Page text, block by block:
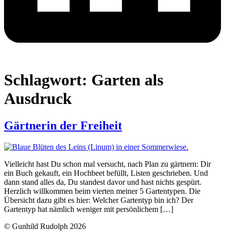
Schlagwort: Garten als
Ausdruck
Gärtnerin der Freiheit
Vielleicht hast Du schon mal versucht, nach Plan zu gärtnern: Dir
ein Buch gekauft, ein Hochbeet befüllt, Listen geschrieben. Und
dann stand alles da, Du standest davor und hast nichts gespürt.
Herzlich willkommen beim vierten meiner 5 Gartentypen. Die
Übersicht dazu gibt es hier: Welcher Gartentyp bin ich? Der
Gartentyp hat nämlich weniger mit persönlichem […]
© Gunhild Rudolph 2026